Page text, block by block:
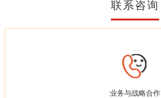
联系咨询
业务与战略合作